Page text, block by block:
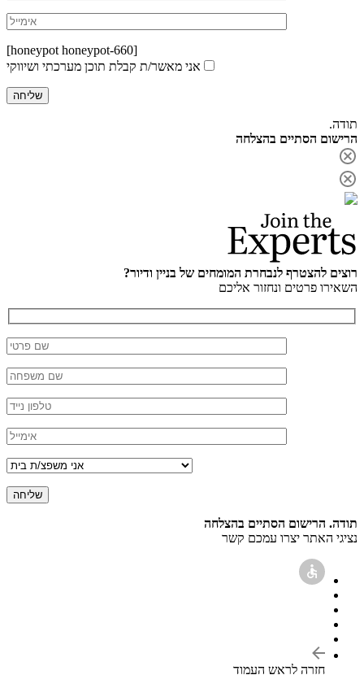
[honeypot honeypot-660]
אני מאשר/ת קבלת תוכן מערכתי ושיווקי
תודה.
הרישום הסתיים בהצלחה
רוצים להצטרף לנבחרת המומחים של בניין ודיור?
השאירו פרטים ונחזור אליכם
תודה. הרישום הסתיים בהצלחה
נציגי האתר יצרו עמכם קשר
חזרה לראש העמוד